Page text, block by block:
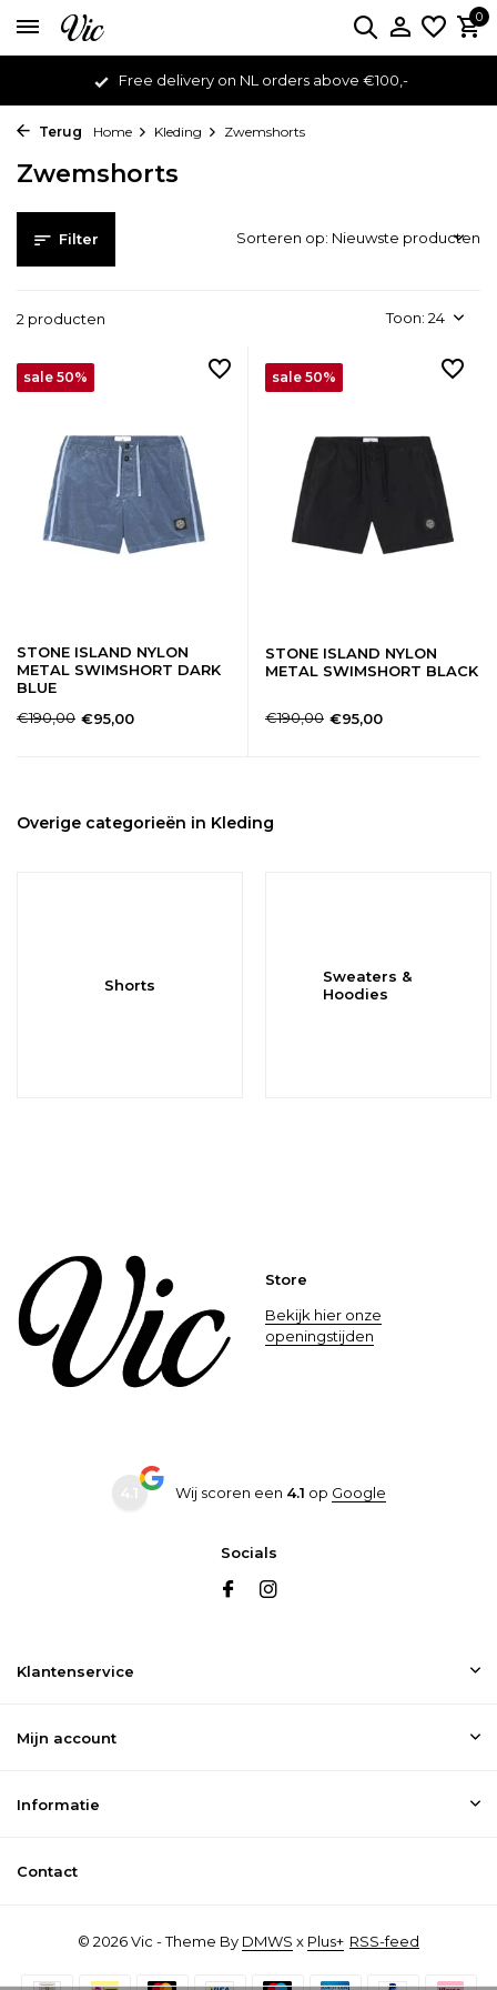
0
Free delivery on NL orders above €100,-
Terug Home Kleding Zwemshorts
Zwemshorts
Filter
2 producten Toon:
Sorteren op:
sale 50%
STONE ISLAND NYLON
METAL SWIMSHORT DARK
BLUE
€190,00 €95,00
sale 50%
STONE ISLAND NYLON
METAL SWIMSHORT BLACK
€190,00 €95,00
Overige categorieën in Kleding
Shorts
Sweaters &
Hoodies
Store
Bekijk hier onze
openingstijden
Wij scoren een 4.1 op Google
Socials
Klantenservice
Mijn account
Informatie
Contact
© 2026 Vic - Theme By DMWS x Plus+ RSS-feed